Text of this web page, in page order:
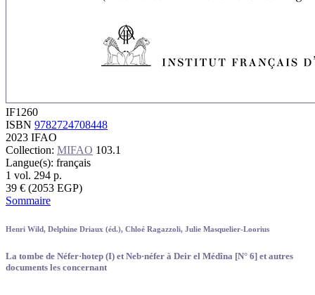
IF1260
ISBN 9782724708448
2023 IFAO
Collection: MIFAO 103.1
Langue(s): français
1 vol. 294 p.
39 € (2053 EGP)
Sommaire
Henri Wild, Delphine Driaux (éd.), Chloé Ragazzoli, Julie Masquelier-Loorius
La tombe de Néfer·hotep (I) et Neb·néfer à Deir el Médîna [N° 6] et autres
documents les concernant